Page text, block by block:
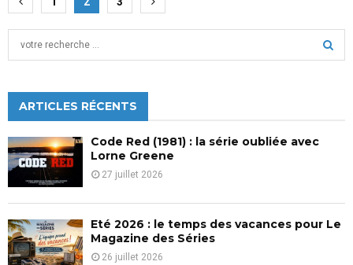
des
publications
h
f
o
r
:
C
ARTICLES RÉCENTS
Code Red (1981) : la série oubliée avec
Lorne Greene
27 juillet 2026
Eté 2026 : le temps des vacances pour Le
Magazine des Séries
26 juillet 2026